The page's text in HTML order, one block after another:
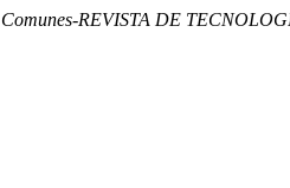
REVISTA DE